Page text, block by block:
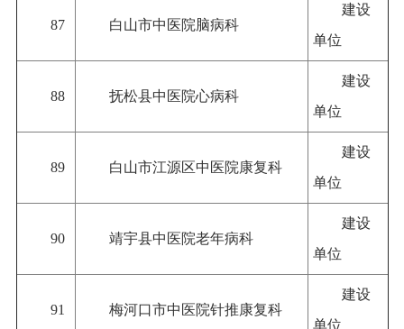
87 白山市中医院脑病科
建设
单位
88 抚松县中医院心病科
建设
单位
89 白山市江源区中医院康复科
建设
单位
90 靖宇县中医院老年病科
建设
单位
91 梅河口市中医院针推康复科
建设
单位